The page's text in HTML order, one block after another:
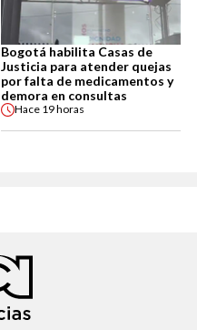
Bogotá habilita Casas de
Justicia para atender quejas
por falta de medicamentos y
demora en consultas
Hace 19 horas